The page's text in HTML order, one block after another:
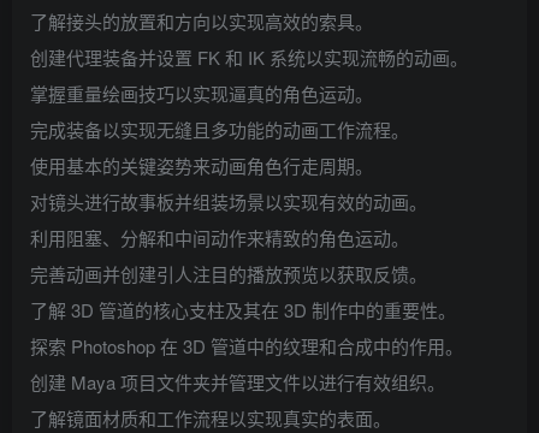
了解接头的放置和方向以实现高效的索具。
创建代理装备并设置 FK 和 IK 系统以实现流畅的动画。
掌握重量绘画技巧以实现逼真的角色运动。
完成装备以实现无缝且多功能的动画工作流程。
使用基本的关键姿势来动画角色行走周期。
对镜头进行故事板并组装场景以实现有效的动画。
利用阻塞、分解和中间动作来精致的角色运动。
完善动画并创建引人注目的播放预览以获取反馈。
了解 3D 管道的核心支柱及其在 3D 制作中的重要性。
探索 Photoshop 在 3D 管道中的纹理和合成中的作用。
创建 Maya 项目文件夹并管理文件以进行有效组织。
了解镜面材质和工作流程以实现真实的表面。